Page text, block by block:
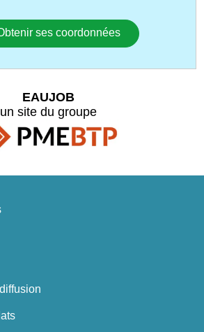
ses coordonnées
EAUJOB
un site du groupe